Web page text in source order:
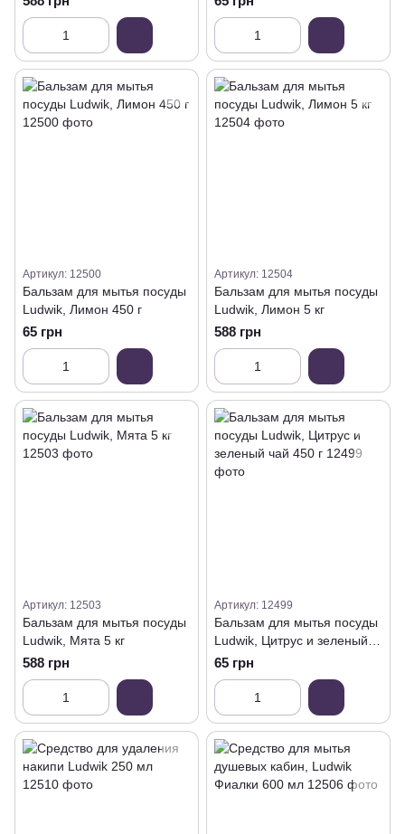
Артикул: 12500
Бальзам для мытья посуды
Ludwik, Лимон 450 г
65 грн
Артикул: 12504
Бальзам для мытья посуды
Ludwik, Лимон 5 кг
588 грн
Артикул: 12503
Бальзам для мытья посуды
Ludwik, Мята 5 кг
588 грн
Артикул: 12499
Бальзам для мытья посуды
Ludwik, Цитрус и зеленый
чай 450 г
65 грн